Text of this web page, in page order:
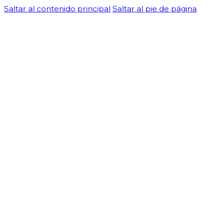
Saltar al contenido principal Saltar al pie de página